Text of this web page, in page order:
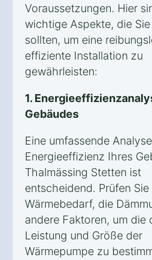
Voraussetzungen. Hier
wichtige Aspekte, die
sollten, um eine
effiziente Installation zu
gewährleisten:
1.
Gebäudes
Eine umfassende
Energieeffizienz Ihres
Thalmässing Stetten ist
entscheidend. Prüfen Sie
Wärmebedarf, die
andere Faktoren, um die
Leistung und Größe der
Wärmepumpe zu